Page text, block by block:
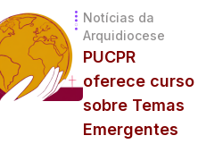
Notícias da
Arquidiocese
PUCPR
oferece curso
sobre Temas
Emergentes